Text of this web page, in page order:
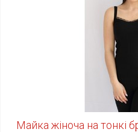
Майка жіноча на тонкі